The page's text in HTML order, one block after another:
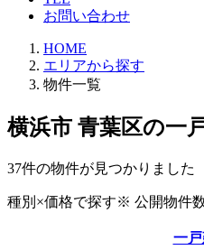
お問い合わせ
HOME
エリアから探す
物件一覧
横浜市 青葉区の一
37件の物件が見つかりました
種別×価格で探す※ 公開物件
一